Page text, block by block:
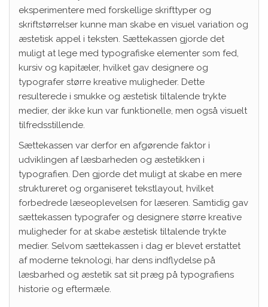
eksperimentere med forskellige skrifttyper og
skriftstørrelser kunne man skabe en visuel variation og
æstetisk appel i teksten. Sættekassen gjorde det
muligt at lege med typografiske elementer som fed,
kursiv og kapitæler, hvilket gav designere og
typografer større kreative muligheder. Dette
resulterede i smukke og æstetisk tiltalende trykte
medier, der ikke kun var funktionelle, men også visuelt
tilfredsstillende.
Sættekassen var derfor en afgørende faktor i
udviklingen af læsbarheden og æstetikken i
typografien. Den gjorde det muligt at skabe en mere
struktureret og organiseret tekstlayout, hvilket
forbedrede læseoplevelsen for læseren. Samtidig gav
sættekassen typografer og designere større kreative
muligheder for at skabe æstetisk tiltalende trykte
medier. Selvom sættekassen i dag er blevet erstattet
af moderne teknologi, har dens indflydelse på
læsbarhed og æstetik sat sit præg på typografiens
historie og eftermæle.